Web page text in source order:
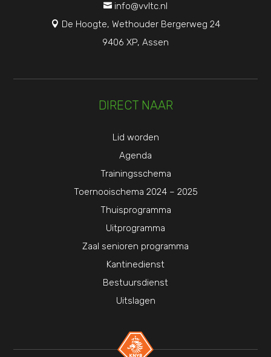
 info@vvltc.nl
 De Hoogte, Wethouder Bergerweg 24
9406 XP, Assen
DIRECT NAAR
Lid worden
Agenda
Trainingsschema
Toernooischema 2024 – 2025
Thuisprogramma
Uitprogramma
Zaal senioren programma
Kantinedienst
Bestuursdienst
Uitslagen